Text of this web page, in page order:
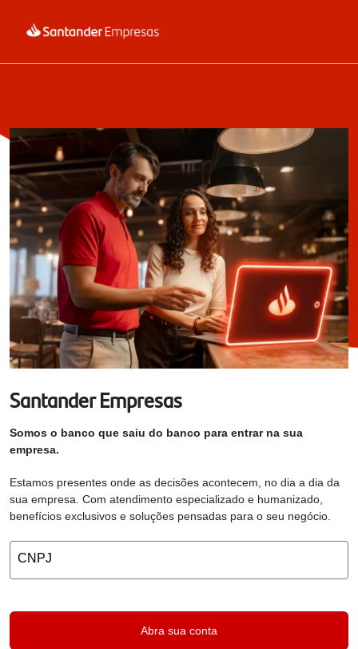
Santander Empresas
Somos o banco que saiu do banco para entrar na sua
empresa.
Estamos presentes onde as decisões acontecem, no dia a dia da
sua empresa. Com atendimento especializado e humanizado,
benefícios exclusivos e soluções pensadas para o seu negócio.
CNPJ
Abra sua conta